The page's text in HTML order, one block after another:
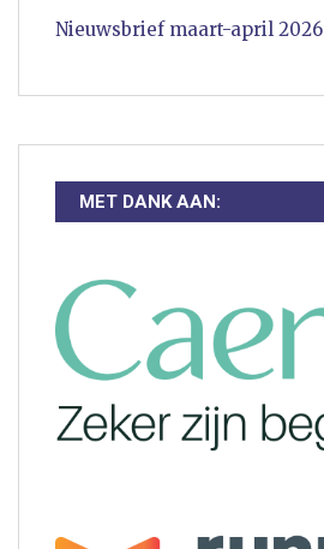
Nieuwsbrief maart-april 2026
MET DANK AAN: